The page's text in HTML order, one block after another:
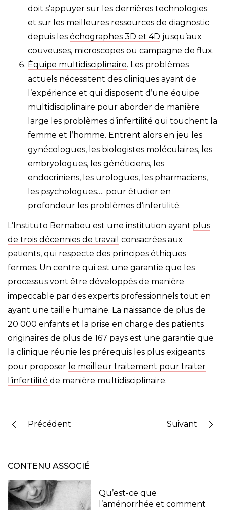
doit s’appuyer sur les dernières technologies
et sur les meilleures ressources de diagnostic
depuis les échographes 3D et 4D jusqu’aux
couveuses, microscopes ou campagne de flux.
Équipe multidisciplinaire. Les problèmes
actuels nécessitent des cliniques ayant de
l’expérience et qui disposent d’une équipe
multidisciplinaire pour aborder de manière
large les problèmes d’infertilité qui touchent la
femme et l’homme. Entrent alors en jeu les
gynécologues, les biologistes moléculaires, les
embryologues, les généticiens, les
endocriniens, les urologues, les pharmaciens,
les psychologues…. pour étudier en
profondeur les problèmes d’infertilité.
L’Instituto Bernabeu est une institution ayant plus
de trois décennies de travail consacrées aux
patients, qui respecte des principes éthiques
fermes. Un centre qui est une garantie que les
processus vont être développés de manière
impeccable par des experts professionnels tout en
ayant une taille humaine. La naissance de plus de
20 000 enfants et la prise en charge des patients
originaires de plus de 167 pays est une garantie que
la clinique réunie les prérequis les plus exigeants
pour proposer le meilleur traitement pour traiter
l’infertilité de manière multidisciplinaire.
Précédent Suivant
CONTENU ASSOCIÉ
Qu’est-ce que
l’aménorrhée et comment